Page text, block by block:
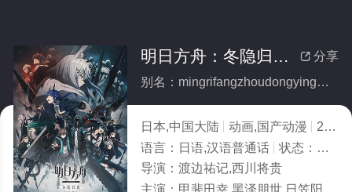
 分享
明日方舟：冬隐归路日语(全集)
别名：mingrifangzhoudongyinguiluriyu
日本,中国大陆 动画,国产动漫
2023
语言： 日语,汉语普通话 状态： 完结
导演： 渡边祐记,西川将贵
主演： 甲斐田幸,黑泽朋世,日笠阳子,加隈亚衣,广桥凉,种田梨沙,中原麻衣,福圆美里,小清水亚美,石上静香,德井青空,安野希世乃,山寺宏一,日高范子,伊藤加奈惠,坂本真绫,天崎滉平,堀